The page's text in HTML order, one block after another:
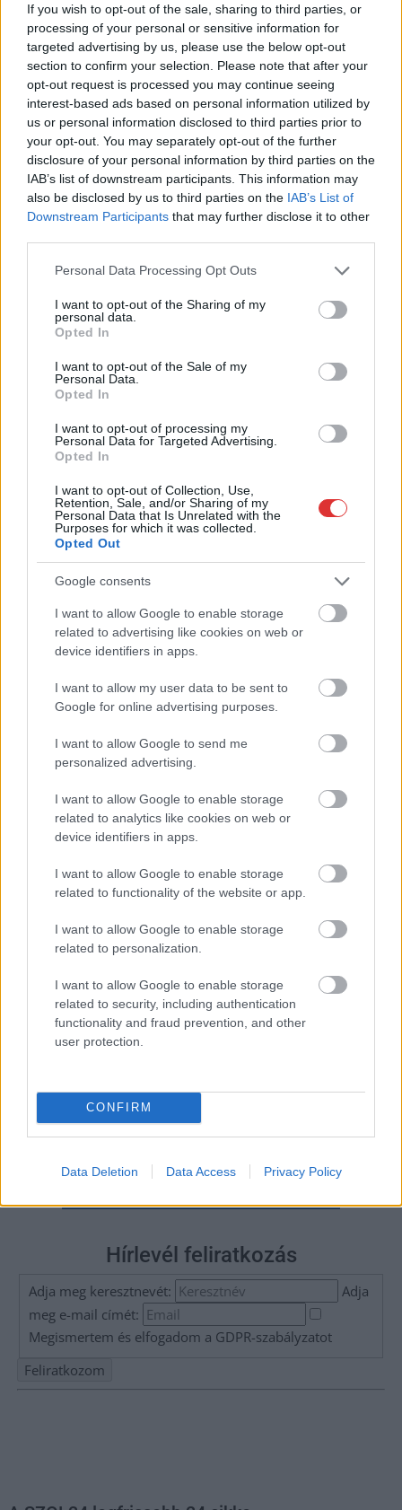
If you wish to opt-out of the sale, sharing to third parties, or
processing of your personal or sensitive information for
targeted advertising by us, please use the below opt-out
section to confirm your selection. Please note that after your
opt-out request is processed you may continue seeing
interest-based ads based on personal information utilized by
us or personal information disclosed to third parties prior to
your opt-out. You may separately opt-out of the further
disclosure of your personal information by third parties on the
IAB’s list of downstream participants. This information may
also be disclosed by us to third parties on the IAB’s List of
Downstream Participants that may further disclose it to other
Please note that this website/app uses one or more Google
not limited to your visit or usage behaviour. You may click to
grant or deny consent to Google and its third-party tags to
use your data for below specified purposes in below Google
consent section.
Personal Data Processing Opt Outs
I want to opt-out of the Sharing of my
personal data.
Opted In
I want to opt-out of the Sale of my
Personal Data.
Opted In
I want to opt-out of processing my
Personal Data for Targeted Advertising.
Opted In
I want to opt-out of Collection, Use,
Retention, Sale, and/or Sharing of my
Personal Data that Is Unrelated with the
Purposes for which it was collected.
Opted Out
Google consents
I want to allow Google to enable storage
related to advertising like cookies on web or
device identifiers in apps.
I want to allow my user data to be sent to
Google for online advertising purposes.
I want to allow Google to send me
personalized advertising.
I want to allow Google to enable storage
related to analytics like cookies on web or
device identifiers in apps.
I want to allow Google to enable storage
related to functionality of the website or app.
I want to allow Google to enable storage
related to personalization.
I want to allow Google to enable storage
related to security, including authentication
functionality and fraud prevention, and other
user protection.
CONFIRM
Data Deletion Data Access Privacy Policy
nemigen lehet tovább húzni a javítási munkálatokat, ezzel
viszont...
Szolnok
Ön szerint hogy készül a hamisítatlan szolnoki
habos isler?
szeretnek, és amelyet sokan ma is próbálnak otthon
újraalkotni....
2026.08.07. Horváth Zsolt
Györfi Mihály több tucat vállalkozással egyeztetett
a kerékpárgyár dolgozóinak megsegítéséről
Rövid idő alatt számos vállalkozás jelezte, hogy segítene
bezárása...
Hírlevél feliratkozás
Adja meg keresztnevét:
Adja
meg e-mail címét:
Megismertem és elfogadom a GDPR-szabályzatot